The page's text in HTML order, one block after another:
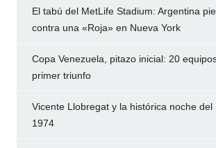
El tabú del MetLife Stadium: Argentina
contra una «Roja» en Nueva York
Copa Venezuela, pitazo inicial: 20
primer triunfo
Vicente Llobregat y la histórica noche del
1974